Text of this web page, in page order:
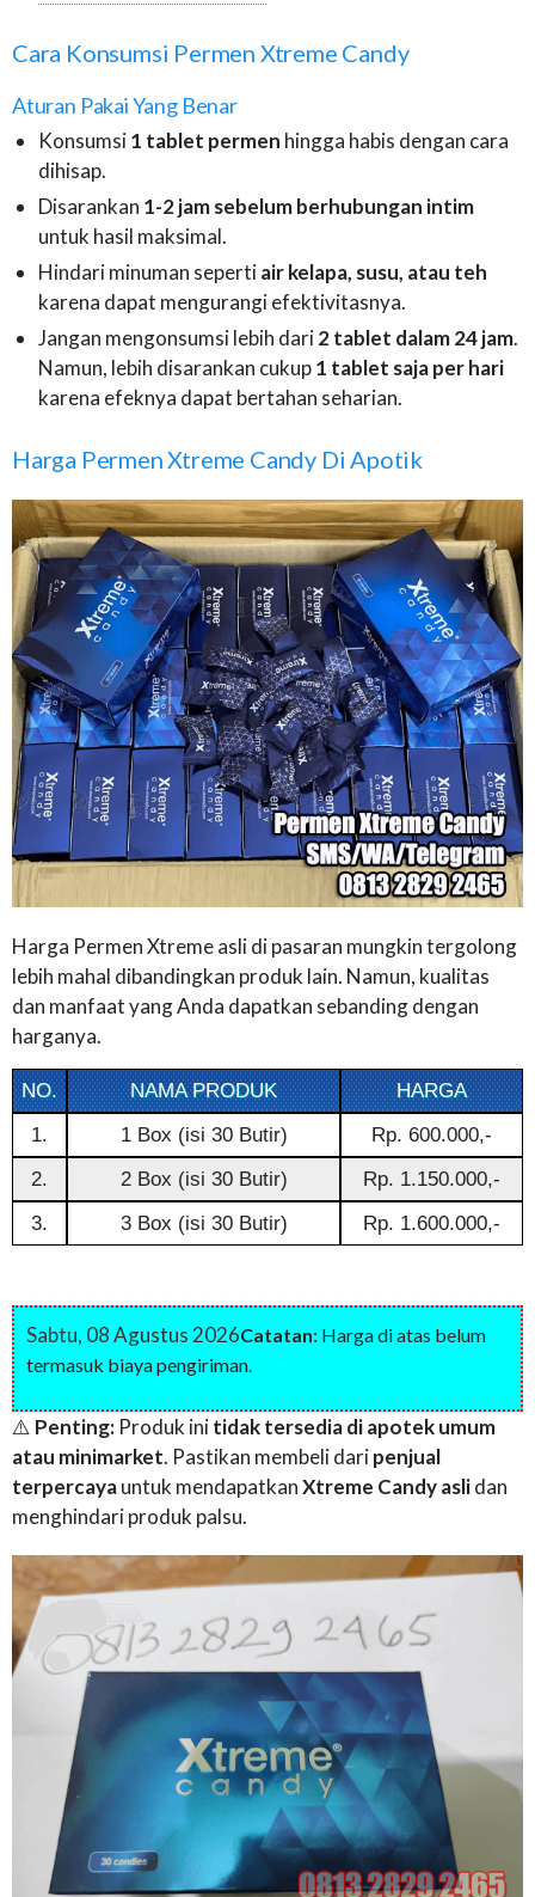
Cara Konsumsi Permen Xtreme Candy
Aturan Pakai Yang Benar
Konsumsi1 tablet permen hingga habis dengan cara
dihisap.
Disarankan 1-2 jam sebelum berhubungan intim
untuk hasil maksimal.
Hindari minuman sepertiair kelapa, susu, atau teh
karena dapat mengurangi efektivitasnya.
Jangan mengonsumsi lebih dari2 tablet dalam 24 jam.
Namun, lebih disarankan cukup1 tablet saja per hari
karena efeknya dapat bertahan seharian.
Harga Permen Xtreme Candy Di Apotik
Harga Permen Xtreme asli di pasaran mungkin tergolong
lebih mahal dibandingkan produk lain. Namun, kualitas
dan manfaat yang Anda dapatkan sebanding dengan
harganya.
NO. NAMA PRODUK
HARGA
1.
1 Box (isi 30 Butir)
Rp. 600.000,-
2.
2 Box (isi 30 Butir)
Rp. 1.150.000,-
3.
3 Box (isi 30 Butir) Rp. 1.600.000,-
Sabtu, 08 Agustus 2026Catatan: Harga di atas belum
termasuk biaya pengiriman.
⚠️ Penting: Produk initidak tersedia di apotek umum
atau minimarket. Pastikan membeli daripenjual
terpercayauntuk mendapatkanXtreme Candy aslidan
menghindari produk palsu.